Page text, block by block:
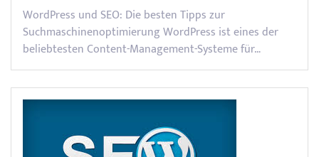
WordPress und SEO: Die besten Tipps zur
Suchmaschinenoptimierung WordPress ist eines der
beliebtesten Content-Management-Systeme für…